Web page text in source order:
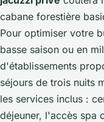
cabane forestière
Pour optimiser votre
basse saison ou en
d'établissements
séjours de trois nuits
les services inclus :
déjeuner, l'accès spa